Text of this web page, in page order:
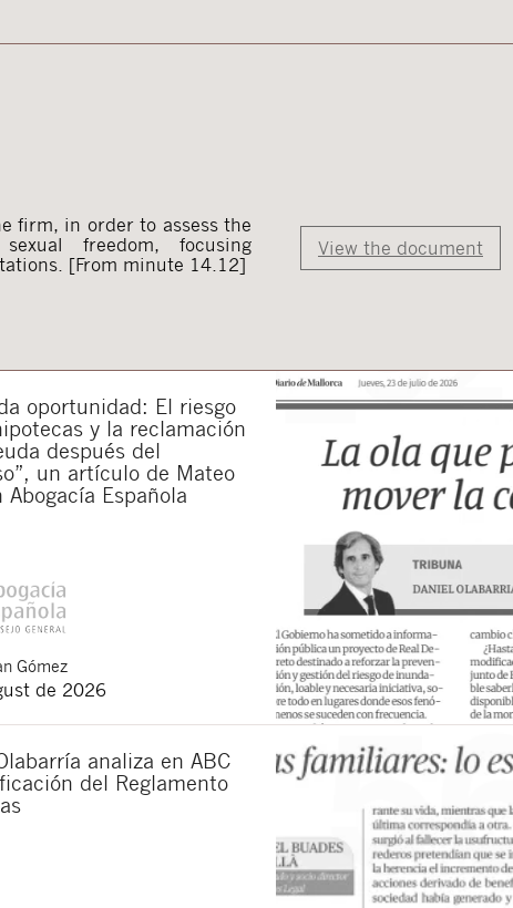
firm, in order to assess the
freedom, focusing
[From minute 14.12]
View the document
oportunidad: El riesgo
y la reclamación
después del
un artículo de Mateo
Abogacía Española
Gómez
de 2026
analiza en ABC
del Reglamento